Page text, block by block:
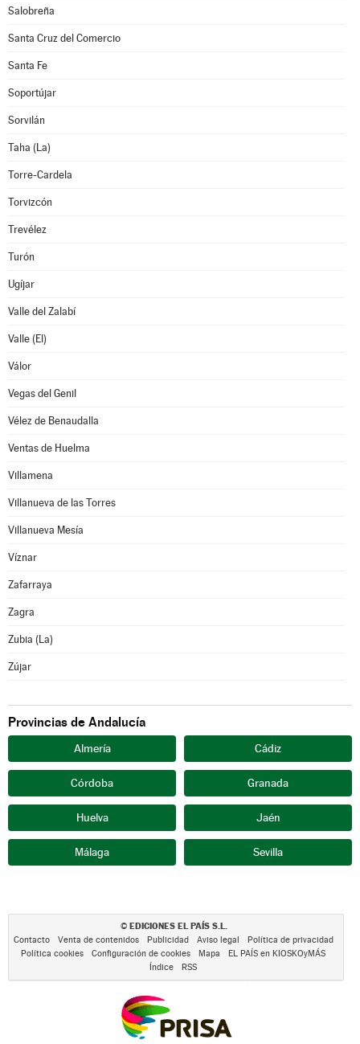
Salobreña
Santa Cruz del Comercio
Santa Fe
Soportújar
Sorvilán
Taha (La)
Torre-Cardela
Torvizcón
Trevélez
Turón
Ugíjar
Valle del Zalabí
Valle (El)
Válor
Vegas del Genil
Vélez de Benaudalla
Ventas de Huelma
Villamena
Villanueva de las Torres
Villanueva Mesía
Víznar
Zafarraya
Zagra
Zubia (La)
Zújar
Provincias de Andalucía
Almería Cádiz
Córdoba Granada
Huelva Jaén
Málaga Sevilla
© EDICIONES EL PAÍS S.L.
Contacto Venta de contenidos Publicidad Aviso legal
Política de privacidad
Política cookies
Configuración de cookies Mapa
EL PAÍS en KIOSKOyMÁS
Índice
RSS